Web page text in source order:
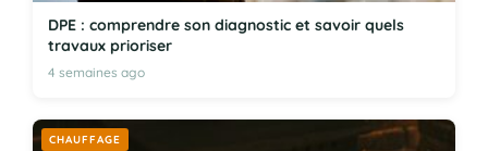
DPE : comprendre son diagnostic et savoir quels
travaux prioriser
4 semaines ago
CHAUFFAGE